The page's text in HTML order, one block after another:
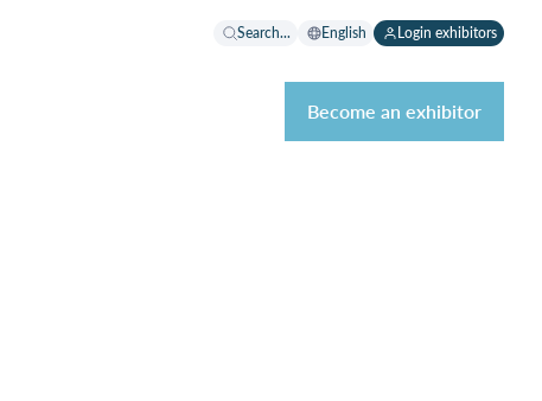
Search... English Login exhibitors
Become an exhibitor